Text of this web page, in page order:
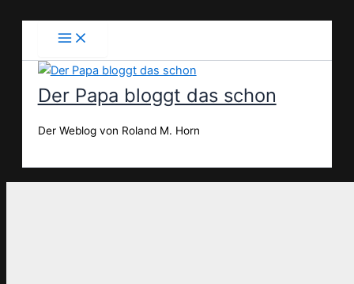
Der Papa bloggt das schon
Der Weblog von Roland M. Horn